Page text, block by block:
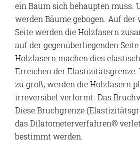
ein Baum sich behaupten muss.
werden Bäume gebogen. Auf
Seite werden die Holzfasern
auf der gegenüberliegenden
Holzfasern machen dies
Erreichen der
zu groß, werden die Holzfasern
irreversibel verformt. Das
Diese Bruchgrenze
das Dilatometerverfahren®
bestimmt werden.